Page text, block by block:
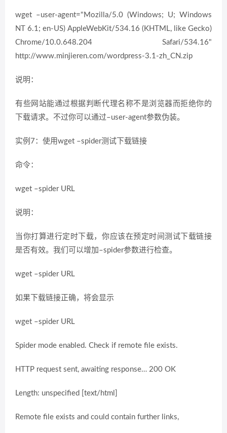
wget –user-agent="Mozilla/5.0 (Windows; U; Windows
NT 6.1; en-US) AppleWebKit/534.16 (KHTML, like Gecko)
Chrome/10.0.648.204 Safari/534.16"
http://www.minjieren.com/wordpress-3.1-zh_CN.zip
说明：
有些网站能通过根据判断代理名称不是浏览器而拒绝你的
下载请求。不过你可以通过–user-agent参数伪装。
实例7：使用wget –spider测试下载链接
命令：
wget –spider URL
说明：
当你打算进行定时下载，你应该在预定时间测试下载链接
是否有效。我们可以增加–spider参数进行检查。
wget –spider URL
如果下载链接正确，将会显示
wget –spider URL
Spider mode enabled. Check if remote file exists.
HTTP request sent, awaiting response… 200 OK
Length: unspecified [text/html]
Remote file exists and could contain further links,